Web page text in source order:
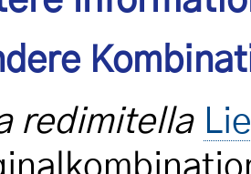
redimitella